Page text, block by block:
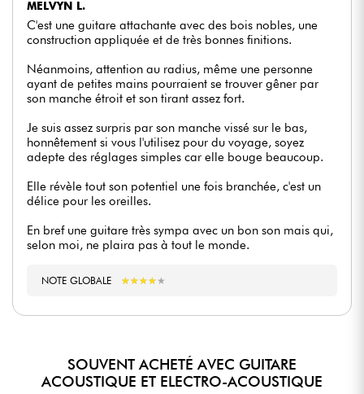
MELVYN L.
C'est une guitare attachante avec des bois nobles, une
construction appliquée et de très bonnes finitions.
Néanmoins, attention au radius, même une personne
ayant de petites mains pourraient se trouver gêner par
son manche étroit et son tirant assez fort.
Je suis assez surpris par son manche vissé sur le bas,
honnêtement si vous l'utilisez pour du voyage, soyez
adepte des réglages simples car elle bouge beaucoup.
Elle révèle tout son potentiel une fois branchée, c'est un
délice pour les oreilles.
En bref une guitare très sympa avec un bon son mais qui,
selon moi, ne plaira pas à tout le monde.
NOTE GLOBALE ★★★★★
★★★★★
SOUVENT ACHETÉ AVEC GUITARE
ACOUSTIQUE ET ELECTRO-ACOUSTIQUE